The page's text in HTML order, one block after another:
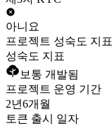
아니요
프로젝트 성숙도 지표
성숙도 지표
보통 개발됨
프로젝트 운영 기간
2년6개월
토큰 출시 일자